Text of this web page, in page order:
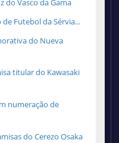
do Vasco da Gama
de Futebol da Sérvia...
do Nueva
titular do Kawasaki
numeração de
do Cerezo Osaka